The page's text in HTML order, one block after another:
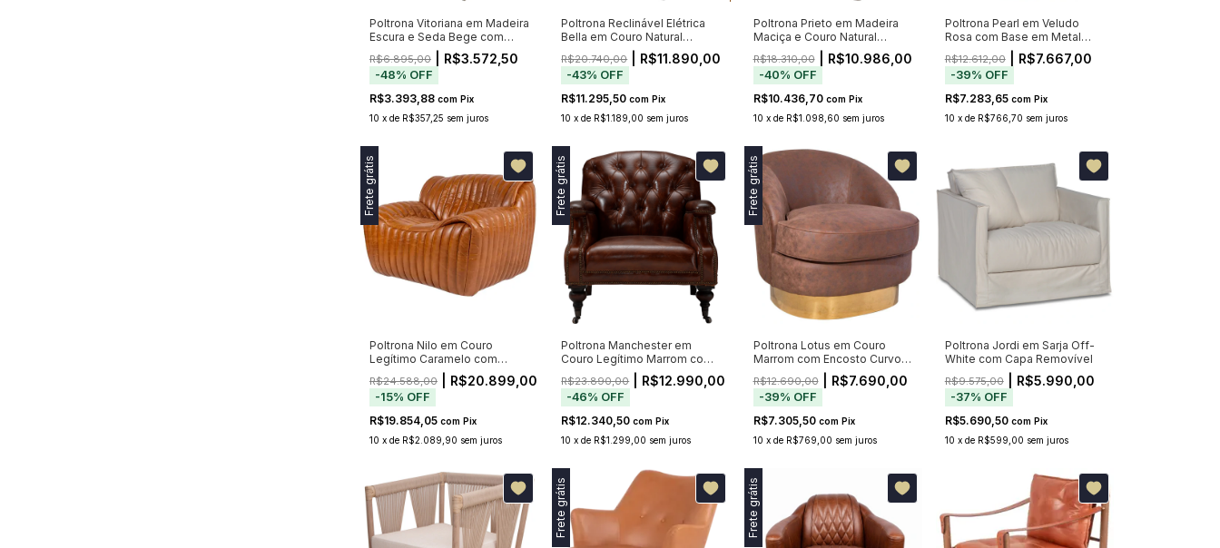
Poltrona Vitoriana em Madeira
Escura e Seda Bege com
Detalhes Listrados
R$6.895,00 | R$3.572,50
-48% OFF
R$3.393,88 com Pix
10 x de R$357,25 sem juros
Poltrona Reclinável Elétrica
Bella em Couro Natural
Caramelo com Puff – Bivolt
R$20.740,00| R$11.890,00
-43% OFF
R$11.295,50com Pix
10 xde R$1.189,00 sem juros
Poltrona Prieto em Madeira
Maciça e Couro Natural
R$18.310,00| R$10.986,00
-40% OFF
R$10.436,70 com Pix
10 x de R$1.098,60 sem juros
Poltrona Pearl em Veludo
Rosa com Base em Metal
R$12.612,00| R$7.667,00
-39% OFF
R$7.283,65 com Pix
10 x de R$766,70 sem juros
Frete grátis
Poltrona Nilo em Couro
Legítimo Caramelo com
Design Canelado
R$24.588,00 | R$20.899,00
-15% OFF
R$19.854,05 com Pix
10 x de R$2.089,90 sem juros
Frete grátis
Poltrona Manchester em
Couro Legítimo Marrom com
Capitonê, Tachas e Rodízios
(Pré-Venda — Envio a partir
de 20/11)
R$23.890,00| R$12.990,00
-46% OFF
R$12.340,50com Pix
10 xde R$1.299,00 sem juros
Frete grátis
Poltrona Lotus em Couro
Marrom com Encosto Curvo e
Base de Bronze Dourado
R$12.690,00| R$7.690,00
-39% OFF
R$7.305,50 com Pix
10 x de R$769,00 sem juros
Poltrona Jordi em Sarja Off-
White com Capa Removível
R$9.575,00| R$5.990,00
-37% OFF
R$5.690,50 com Pix
10 x de R$599,00 sem juros
Frete grátis Frete grátis